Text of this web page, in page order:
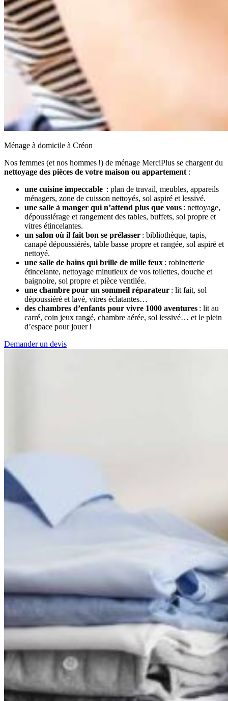
Ménage à domicile à Créon
Nos femmes (et nos hommes !) de ménage MerciPlus se chargent du
nettoyage des pièces de votre maison ou appartement :
une cuisine impeccable : plan de travail, meubles, appareils
ménagers, zone de cuisson nettoyés, sol aspiré et lessivé.
une salle à manger qui n’attend plus que vous : nettoyage,
dépoussiérage et rangement des tables, buffets, sol propre et
vitres étincelantes.
un salon où il fait bon se prélasser : bibliothèque, tapis,
canapé dépoussiérés, table basse propre et rangée, sol aspiré et
nettoyé.
une salle de bains qui brille de mille feux : robinetterie
étincelante, nettoyage minutieux de vos toilettes, douche et
baignoire, sol propre et pièce ventilée.
une chambre pour un sommeil réparateur : lit fait, sol
dépoussiéré et lavé, vitres éclatantes…
des chambres d’enfants pour vivre 1000 aventures : lit au
carré, coin jeux rangé, chambre aérée, sol lessivé… et le plein
d’espace pour jouer !
Demander un devis